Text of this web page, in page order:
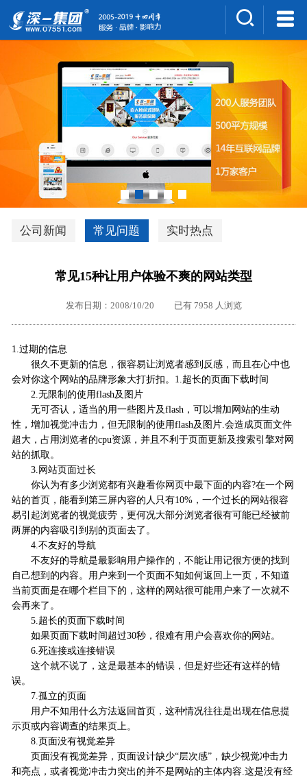
集团介绍
人才招聘
案例展示
新闻中心
深一风采
联系我们
深优通系统V3.0
深一集团优势
外地客户专栏
工单提交
公司新闻 常见问题 实时热点
常见15种让用户体验不爽的网站类型
发布日期：2008/10/20 已有 7958 人浏览
1.过期的信息
很久不更新的信息，很容易让浏览者感到反感，而且在心中也
会对你这个网站的品牌形象大打折扣。1.超长的页面下载时间
2.无限制的使用flash及图片
无可否认，适当的用一些图片及flash，可以增加网站的生动
性，增加视觉冲击力，但无限制的使用flash及图片.会造成页面文件
超大，占用浏览者的cpu资源，并且不利于页面更新及搜索引擎对网
站的抓取。
3.网站页面过长
你认为有多少浏览都有兴趣看你网页中最下面的内容?在一个网
站的首页，能看到第三屏内容的人只有10%，一个过长的网站很容
易引起浏览者的视觉疲劳，更何况大部分浏览者很有可能已经被前
两屏的内容吸引到别的页面去了。
4.不友好的导航
不友好的导航是最影响用户操作的，不能让用记很方便的找到
自己想到的内容。用户来到一个页面不知如何返回上一页，不知道
当前页面是在哪个栏目下的，这样的网站很可能用户来了一次就不
会再来了。
5.超长的页面下载时间
如果页面下载时间超过30秒，很难有用户会喜欢你的网站。
6.死连接或连接错误
这个就不说了，这是最基本的错误，但是好些还有这样的错
误。
7.孤立的页面
用户不知用什么方法返回首页，这种情况往往是出现在信息提
示页或内容调查的结果页上。
8.页面没有视觉差异
页面没有视觉差异，页面设计缺少“层次感”，缺少视觉冲击力
和亮点，或者视觉冲击力突出的并不是网站的主体内容.这是没有经